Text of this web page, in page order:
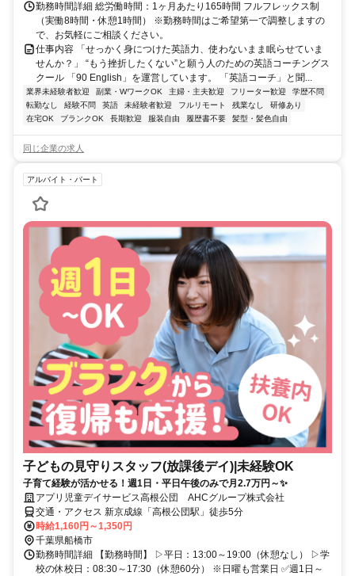
勤務時間詳細 総労働時間：1ヶ月あたり165時間 フルフレックス制
（実働8時間・休憩1時間） ※勤務時間はご希望第一で調整しますの
で、お気軽にご相談ください。
仕事内容 「せっかく身につけた英語力、使わないまま眠らせていま
せんか？」 “もう挫折したくない”と願う人のための英語コーチングス
クール 「90 English」を運営しています。 「英語コーチ」と聞...
業界未経験者歓迎 副業・WワークOK 主婦・主夫歓迎 フリーター歓迎
学歴不問
転勤なし
経験不問 英語 未経験者歓迎 フルリモート 残業なし
研修あり
在宅OK
ブランクOK 長期歓迎 服装自由 履歴書不要 髪型・髪色自由
同じ企業の求人
アルバイト・パート
子どもの見守りスタッフ(放課後デイ)|未経験OK
子育て経験が活かせる！週1日・平日午後のみで月2.7万円～✨
アプリ児童デイサービス高根公団 AHCグループ株式会社
交通・アクセス 新京成線「高根公団駅」徒歩5分
時給1,160円～1,350円
千葉県船橋市
勤務時間詳細 【勤務時間】 ▷平日：13:00～19:00（休憩なし） ▷学
校の休校日：08:30～17:30（休憩60分） ※日曜も営業日 ✅週1日～